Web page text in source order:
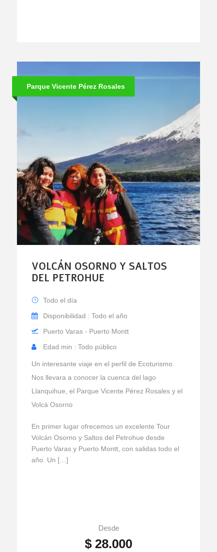
Parque Vicente Pérez Rosales
VOLCÁN OSORNO Y SALTOS
DEL PETROHUE
Todo el día
Disponibilidad : Todo el año
Puerto Varas - Puerto Montt
Edad min : Todo público
Un interesante viaje en el perfil de Ecoturismo.
Nos llevara a conocer la cuenca del lago
Llanquihue, el Parque Vicente Pérez Rosales y el
Volcá Osorno
En primer lugar ofrecemos un excelente Tour
Volcán Osorno y Saltos del Petrohue desde
Puerto Varas y Puerto Montt, con salidas todo el
año. Un […]
Desde
$ 28.000